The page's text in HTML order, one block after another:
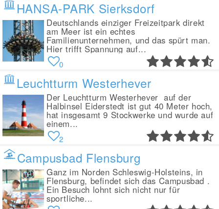
HANSA-PARK Sierksdorf
Deutschlands einziger Freizeitpark direkt
am Meer ist ein echtes
Familienunternehmen, und das spürt man.
Hier trifft Spannung auf...
0
Leuchtturm Westerhever
Der Leuchtturm Westerhever auf der
Halbinsel Eiderstedt ist gut 40 Meter hoch,
hat insgesamt 9 Stockwerke und wurde auf
einem...
2
Campusbad Flensburg
Ganz im Norden Schleswig-Holsteins, in
Flensburg, befindet sich das Campusbad .
Ein Besuch lohnt sich nicht nur für
sportliche...